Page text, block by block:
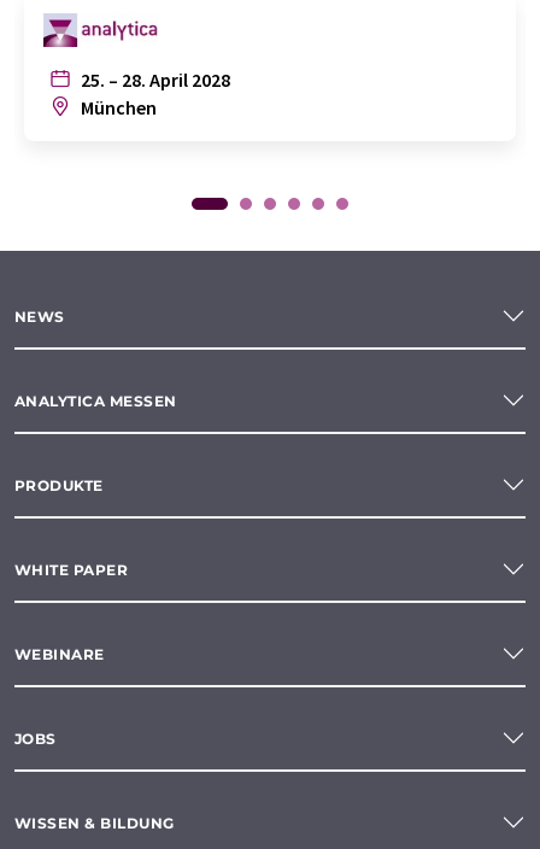
25. – 28. April 2028
München
NEWS
ANALYTICA MESSEN
PRODUKTE
WHITE PAPER
WEBINARE
JOBS
WISSEN & BILDUNG